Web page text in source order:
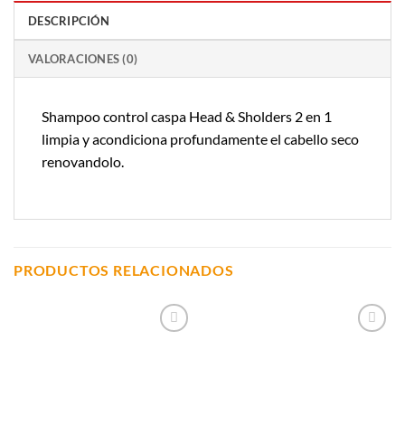
DESCRIPCIÓN
VALORACIONES (0)
Shampoo control caspa Head & Sholders 2 en 1
limpia y acondiciona profundamente el cabello seco
renovandolo.
PRODUCTOS RELACIONADOS